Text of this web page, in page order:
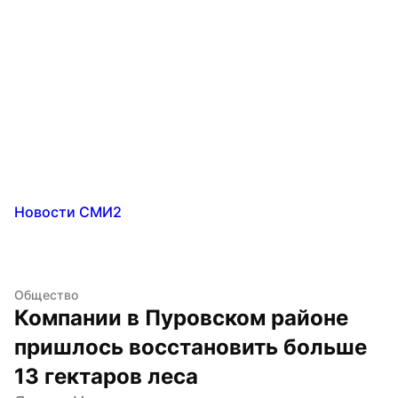
Новости СМИ2
Общество
Компании в Пуровском районе
пришлось восстановить больше
13 гектаров леса